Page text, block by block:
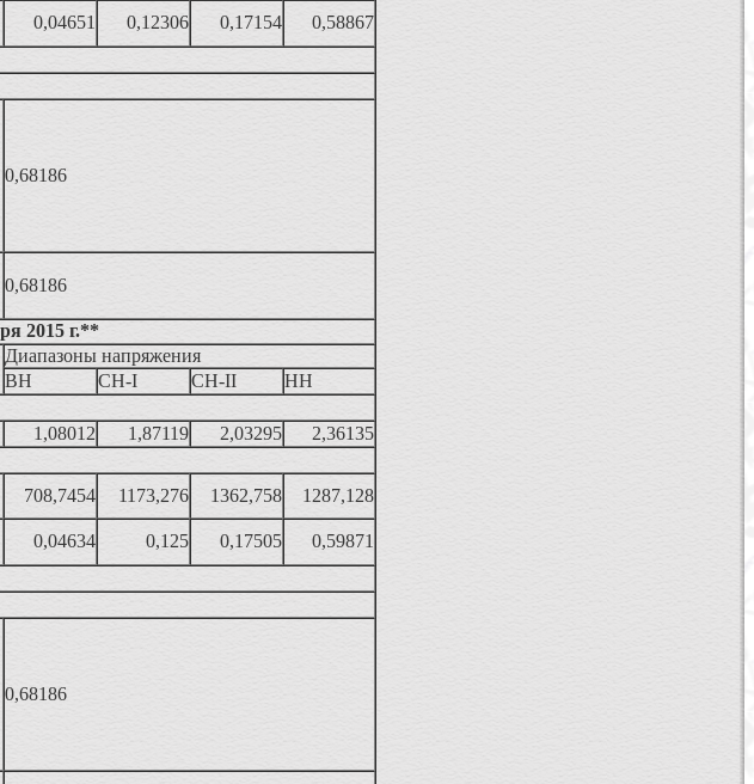
0,04651 0,12306 0,17154
0,58867
0,68186
0,68186
2015 г.**
Диапазоны напряжения
ВН
СН-I СН-II
НН
1,08012 1,87119 2,03295
2,36135
708,7454 1173,276 1362,758 1287,128
0,04634 0,125 0,17505
0,59871
0,68186